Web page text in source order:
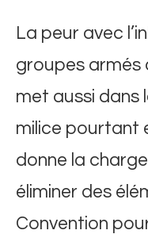
La peur avec
groupes armés
met aussi
milice pourtant
donne la
éliminer des
Convention